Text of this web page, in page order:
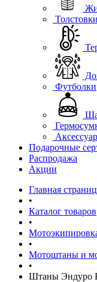
Футболки
Подарочные
Распродажа
Акции
Главная
•
Каталог товаров
•
•
Мотоштаны и
•
Штаны Эндуро